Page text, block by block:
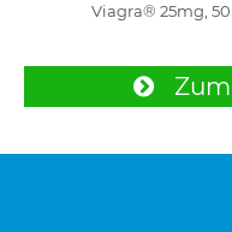
Viagra® 25mg,